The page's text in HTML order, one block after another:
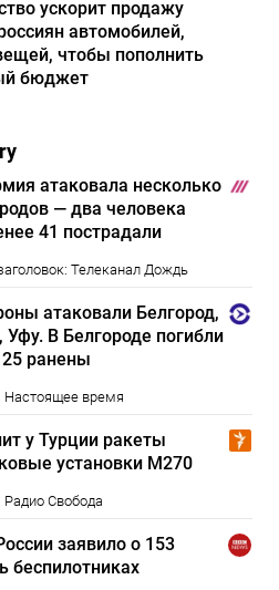
ускорит продажу
автомобилей,
чтобы пополнить
бюджет